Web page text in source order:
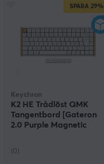
SPARA 29%
Keychron
K2 HE Trådlöst QMK
Tangentbord [Gateron
2.0 Purple Magnetic
(0)